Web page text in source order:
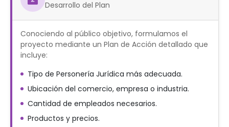
Desarrollo del Plan
Conociendo al público objetivo, formulamos el
proyecto mediante un Plan de Acción detallado que
incluye:
Tipo de Personería Jurídica más adecuada.
Ubicación del comercio, empresa o industria.
Cantidad de empleados necesarios.
Productos y precios.